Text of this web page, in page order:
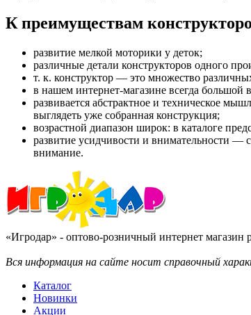
К преимуществам
развитие мелкой моторики у деток;
различные детали конструкторов одного
т. к. конструктор — это множество
в нашем интернет-магазине всегда большой
развивается абстрактное и техническое
выглядеть уже собранная конструкция;
возрастной диапазон широк: в каталоге
развитие усидчивости и внимательности —
внимание.
«Игродар» - оптово-розничный интернет
Вся информация на сайте носит справочный
Каталог
Новинки
Акции